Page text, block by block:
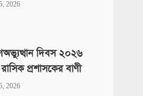
2026
দিবস ২০২৬
প্রশাসকের বাণী
2026